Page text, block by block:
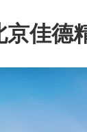
京佳德